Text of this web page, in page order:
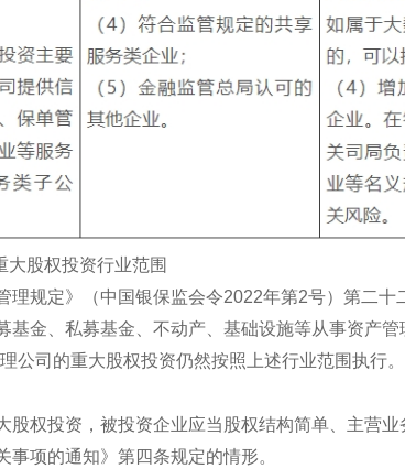
大股权投资行业范围
理规定》（中国银保监会令2022年第2号）第二十
基金、私募基金、不动产、基础设施等从事资产
公司的重大股权投资仍然按照上述行业范围执行。
股权投资，被投资企业应当股权结构简单、主营
事项的通知》第四条规定的情形。